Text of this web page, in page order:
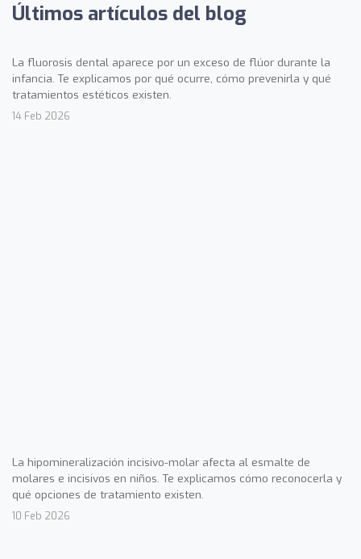
Últimos artículos del blog
La fluorosis dental aparece por un exceso de flúor durante la
infancia. Te explicamos por qué ocurre, cómo prevenirla y qué
tratamientos estéticos existen.
14 Feb 2026
La hipomineralización incisivo-molar afecta al esmalte de
molares e incisivos en niños. Te explicamos cómo reconocerla y
qué opciones de tratamiento existen.
10 Feb 2026